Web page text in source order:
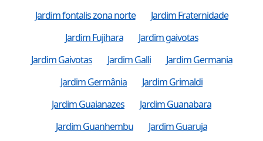
Jardim fontalis zona norte
Jardim Fraternidade
Jardim Fujihara
Jardim gaivotas
Jardim Gaivotas
Jardim Galli
Jardim Germania
Jardim Germânia
Jardim Grimaldi
Jardim Guaianazes
Jardim Guanabara
Jardim Guanhembu
Jardim Guaruja